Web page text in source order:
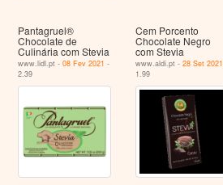
Pantagruel®
Chocolate de
Culinária com Stevia
www.lidl.pt -08 Fev 2021 -
2.39
Cem Porcento
Chocolate Negro
com Stevia
www.aldi.pt - 28 Set 2021
1.99